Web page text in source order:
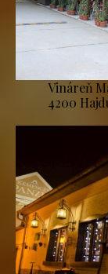
Vináreň
4200